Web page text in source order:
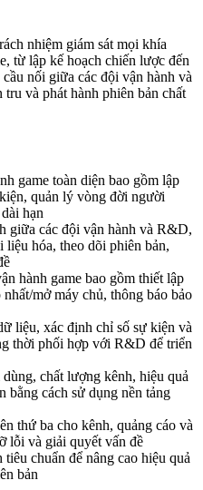
nhiệm giám sát mọi khía
từ lập kế hoạch chiến lược đến
nối giữa các đội vận hành và
và phát hành phiên bản chất
game toàn diện bao gồm lập
quản lý vòng đời người
hạn
giữa các đội vận hành và R&D,
liệu hóa, theo dõi phiên bản,
hành game bao gồm thiết lập
mở máy chủ, thông báo bảo
liệu, xác định chỉ số sự kiện và
thời phối hợp với R&D để triển
chất lượng kênh, hiệu quả
bằng cách sử dụng nền tảng
thứ ba cho kênh, quảng cáo và
lỗi và giải quyết vấn đề
chuẩn để nâng cao hiệu quả
bản